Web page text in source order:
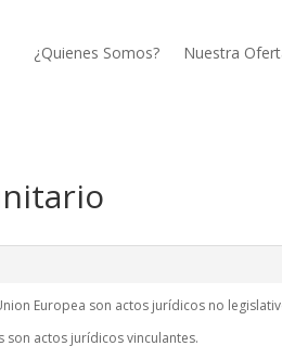
¿Quienes Somos? Nuestra
Europea son actos jurídicos no
son actos jurídicos vinculantes.